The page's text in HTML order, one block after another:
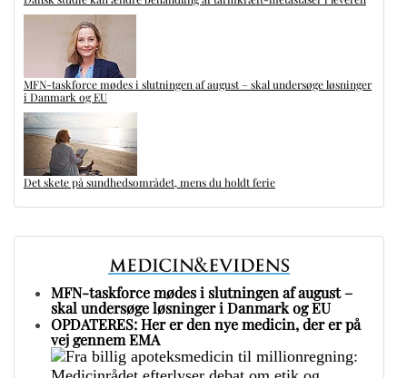
MFN-taskforce mødes i slutningen af august – skal undersøge løsninger
i Danmark og EU
Det skete på sundhedsområdet, mens du holdt ferie
MFN-taskforce mødes i slutningen af august –
skal undersøge løsninger i Danmark og EU
OPDATERES: Her er den nye medicin, der er på
vej gennem EMA